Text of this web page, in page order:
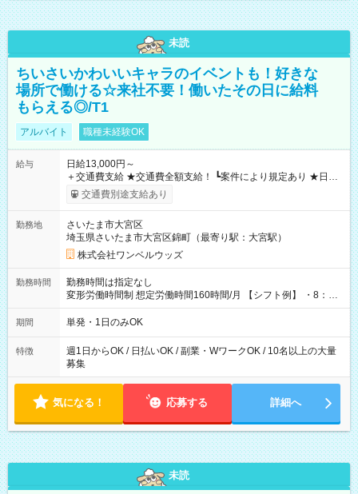
未読
ちいさいかわいいキャラのイベントも！好きな
場所で働ける☆来社不要！働いたその日に給料
もらえる◎/T1
アルバイト 職種未経験OK
給与
日給13,000円～
＋交通費支給 ★交通費全額支給！ ┗案件により規定あり ★日払
いOK！（規定あり） ┗働いたその日に現金GET♪ お仕事後はコ
ンビニATMから 日払い分を引き落とせます！ 【試用期間】試
交通費別途支給あり
勤務地
さいたま市大宮区
埼玉県さいたま市大宮区錦町（最寄り駅：大宮駅）
株式会社ワンベルウッズ
勤務時間
勤務時間は指定なし
変形労働時間制 想定労働時間160時間/月 【シフト例】 ・8：00
～21：00
期間 単発・1日のみOK
特徴
週1日からOK / 日払いOK / 副業・WワークOK / 10名以上の大量
募集
気になる！ 応募する 詳細へ
未読